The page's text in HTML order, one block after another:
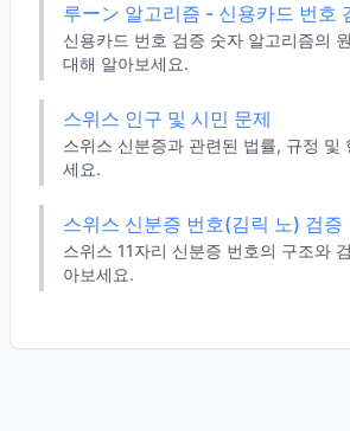
루ーン 알고리즘 - 신용카드 번호
신용카드 번호 검증 숫자 알고리즘의
대해 알아보세요.
스위스 인구 및 시민 문제
스위스 신분증과 관련된 법률, 규정 및
세요.
스위스 신분증 번호(김릭 노) 검증
스위스 11자리 신분증 번호의 구조와
아보세요.